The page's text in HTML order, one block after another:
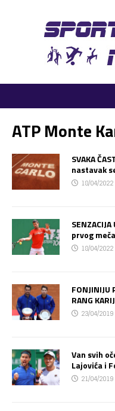
ATP Monte
SVAKA
nastavak
18/04/2022
prvog
18/04/2022
FONJINIJU
RANG
23/04/2019
Van svih
Lajovića i
21/04/2019